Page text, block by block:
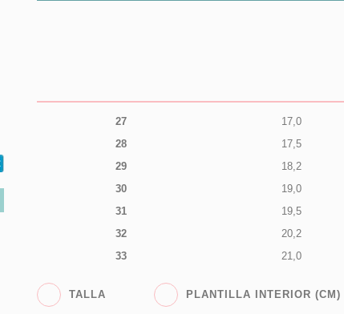
27
17,0
28
17,5
29
18,2
30
19,0
31
19,5
32
20,2
33
21,0
TALLA PLANTILLA INTERIOR (CM)